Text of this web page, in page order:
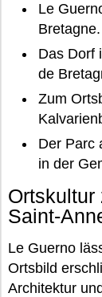
Le
Bretagne.
Das Dorf
de
Zum
Der Parc
in der
Ortskultur
Saint-
Le Guerno
Ortsbild
Architektur